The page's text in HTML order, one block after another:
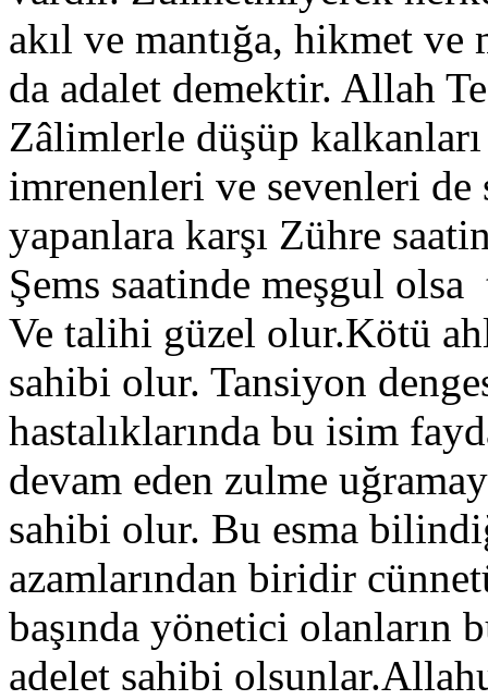
akıl ve mantığa, hikmet
da adalet demektir. Allah
Zâlimlerle düşüp
imrenenleri ve sevenleri de
yapanlara karşı Zühre
Şems saatinde meşgul
Ve talihi güzel olur.Kötü
sahibi olur. Tansiyon
hastalıklarında bu isim
devam eden zulme
sahibi olur. Bu esma
azamlarından biridir
başında yönetici olanların
adelet sahibi